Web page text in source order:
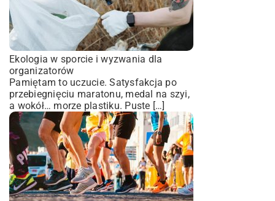
Ekologia w sporcie i wyzwania dla
organizatorów
Pamiętam to uczucie. Satysfakcja po
przebiegnięciu maratonu, medal na szyi,
a wokół… morze plastiku. Puste […]